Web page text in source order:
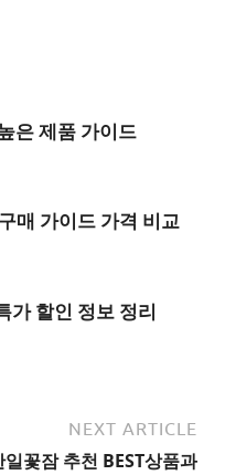
은 제품 가이드
매 가이드 가격 비교
가 할인 정보 정리
NEXT ARTICLE
일꽃잠 추천 BEST상품과